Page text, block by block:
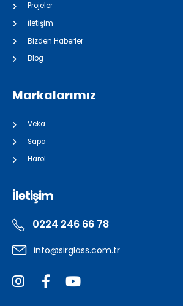
Projeler
İletişim
Bizden Haberler
Blog
Markalarımız
Veka
Sapa
Harol
İletişim
0224 246 66 78
info@sirglass.com.tr